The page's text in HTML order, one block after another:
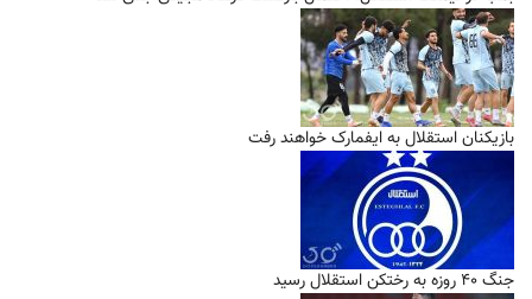
بازیکنان استقلال به ایفمارک خواهند رفت
جنگ ۴۰ روزه به رختکن استقلال رسید